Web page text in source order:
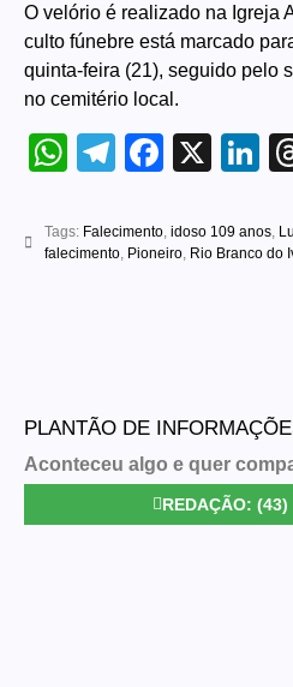
O velório é realizado na Igreja
culto fúnebre está marcado
quinta-feira (21), seguido pelo
no cemitério local.
WhatsApp
Telegram
X
Tags: Falecimento idoso 109 anos
falecimento Pioneiro Rio Branco do
PLANTÃO DE
Aconteceu algo e quer
REDAÇÃO: